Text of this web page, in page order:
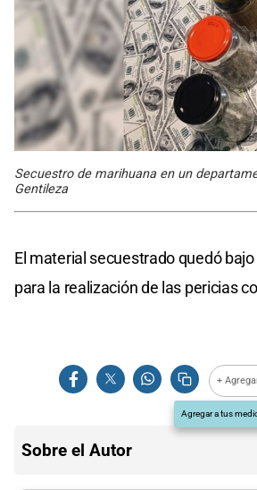
Secuestro de marihuana en un
Gentileza
El material secuestrado quedó
para la realización de las pericias
+
Agregar a tus
Sobre el Autor